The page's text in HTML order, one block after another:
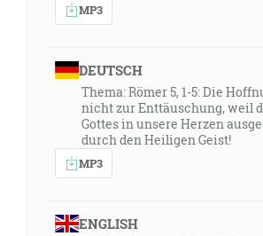
MP3
DEUTSCH
Thema: Römer 5, 1-5: Die
nicht zur Enttäuschung, weil
Gottes in unsere Herzen
durch den Heiligen Geist!
MP3
ENGLISH